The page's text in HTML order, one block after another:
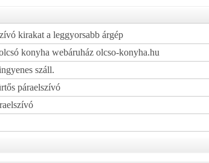
kirakat a leggyorsabb árgép
konyha webáruház olcso-konyha.hu
száll.
páraelszívó